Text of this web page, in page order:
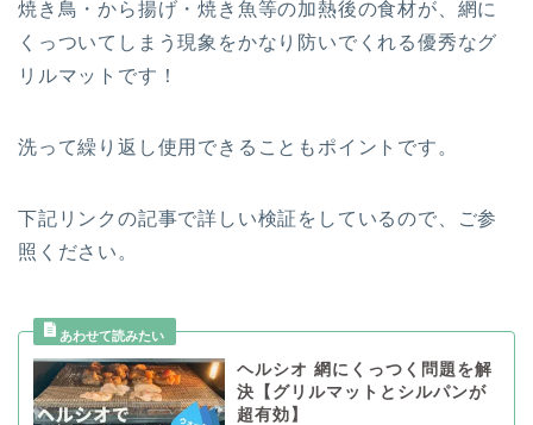
焼き鳥・から揚げ・焼き魚等の加熱後の食材が、網に
くっついてしまう現象をかなり防いでくれる優秀なグ
リルマットです！
洗って繰り返し使用できることもポイントです。
下記リンクの記事で詳しい検証をしているので、ご参
照ください。
ヘルシオ 網にくっつく問題を解
決【グリルマットとシルパンが
超有効】